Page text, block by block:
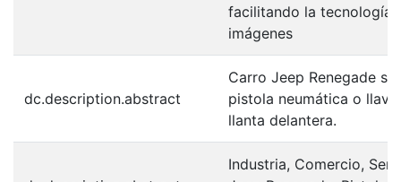
facilitando la tecnología
imágenes
dc.description.abstract
Carro Jeep Renegade
pistola neumática o
llanta delantera.
Industria, Comercio,